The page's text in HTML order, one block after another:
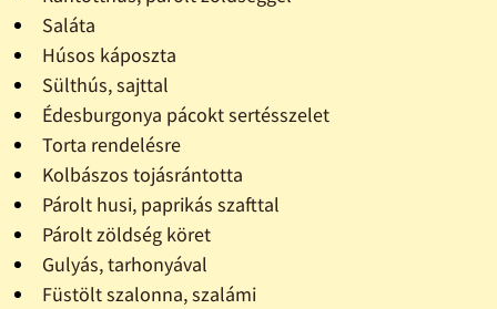
Saláta
Húsos káposzta
Sülthús, sajttal
Édesburgonya pácokt sertésszelet
Torta rendelésre
Kolbászos tojásrántotta
Párolt husi, paprikás szafttal
Párolt zöldség köret
Gulyás, tarhonyával
Füstölt szalonna, szalámi